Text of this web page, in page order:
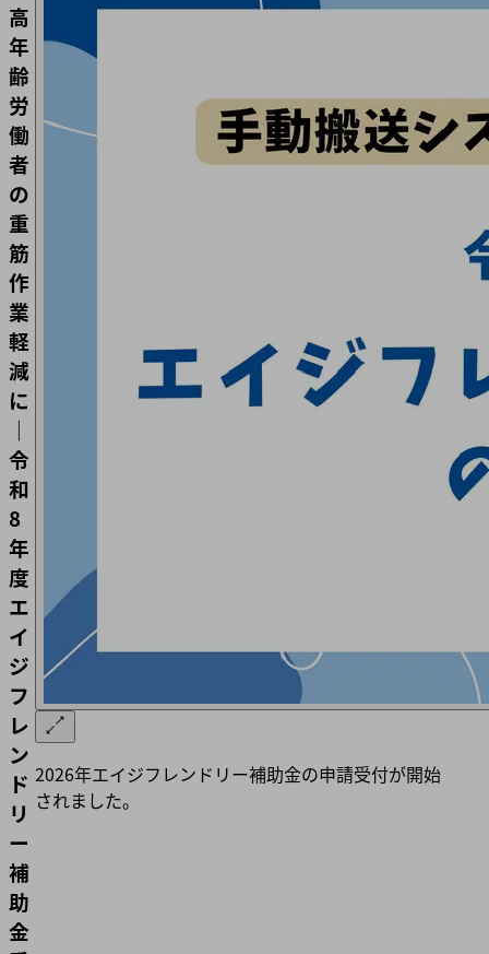
高
年
齢
労
働
者
の
重
筋
作
業
軽
減
に
｜
令
和
8
年
度
エ
イ
ジ
フ
レ
ン
ド
リ
ー
補
助
金
2026年エイジフレンドリー補助金の申請受付が開始
されました。